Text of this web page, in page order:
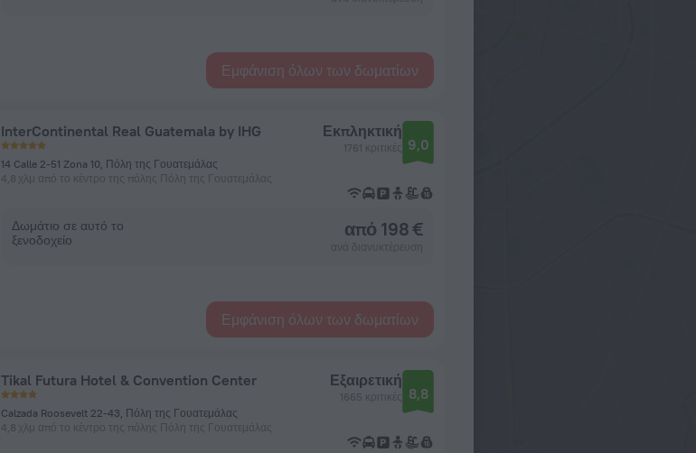
Εμφάνιση όλων των δωματίων
InterContinental Real Guatemala by IHG
14 Calle 2-51 Zona 10, Πόλη της Γουατεμάλας
4,8 χλμ από το κέντρο της πόλης Πόλη της Γουατεμάλας
Εκπληκτική
1761 κριτικές 9,0
Δωμάτιο σε αυτό το
ξενοδοχείο
από 198 €
Εμφάνιση όλων των δωματίων
Tikal Futura Hotel & Convention Center
Calzada Roosevelt 22-43, Πόλη της Γουατεμάλας
4,8 χλμ από το κέντρο της πόλης Πόλη της Γουατεμάλας
Εξαιρετική
1665 κριτικές 8,8